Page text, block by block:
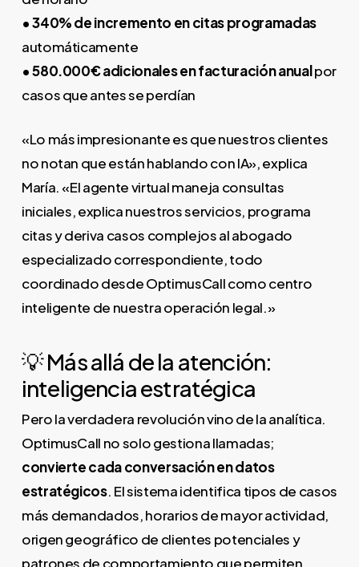
• 340% de incremento en citas programadas
automáticamente
• 580.000€ adicionales en facturación anualpor
casos que antes se perdían
«Lo más impresionante es que nuestros clientes
no notan que están hablando con IA», explica
María. «El agente virtual maneja consultas
iniciales, explica nuestros servicios, programa
citas y deriva casos complejos al abogado
especializado correspondiente, todo
coordinado desde OptimusCall como centro
inteligente de nuestra operación legal.»
💡 Más allá de la atención:
inteligencia estratégica
Pero la verdadera revolución vino de la analítica.
OptimusCall no solo gestiona llamadas;
convierte cada conversación en datos
estratégicos. El sistema identifica tipos de casos
más demandados, horarios de mayor actividad,
origen geográfico de clientes potenciales y
patrones de comportamiento que permiten